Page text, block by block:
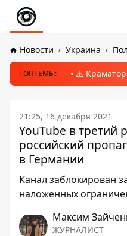
Новости Украина
ТОПТЕМЫ: ⚠️
21:25, 16 декабря 2021
YouTube в третий
российский
в Германии
Канал заблокирован
наложенных
Максим
ЖУРНАЛИСТ